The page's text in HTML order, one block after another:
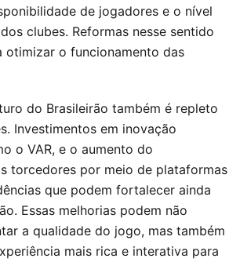
de jogadores e o nível
clubes. Reformas nesse sentido
otimizar o funcionamento das
do Brasileirão também é repleto
Investimentos em inovação
o VAR, e o aumento do
torcedores por meio de plataformas
que podem fortalecer ainda
Essas melhorias podem não
a qualidade do jogo, mas também
mais rica e interativa para